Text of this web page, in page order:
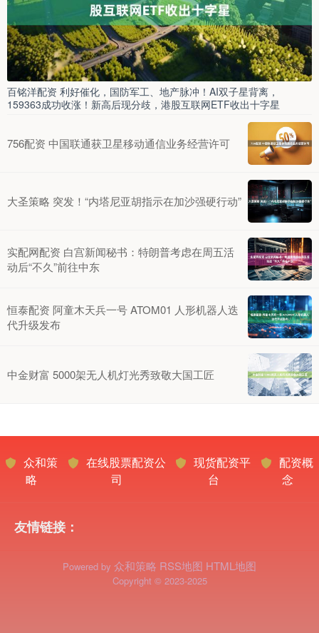
百铭洋配资 利好催化，国防军工、地产脉冲！AI双子星背离，
159363成功收涨！新高后现分歧，港股互联网ETF收出十字星
756配资 中国联通获卫星移动通信业务经营许可
大圣策略 突发！“内塔尼亚胡指示在加沙强硬行动”
实配网配资 白宫新闻秘书：特朗普考虑在周五活
动后“不久”前往中东
恒泰配资 阿童木天兵一号 ATOM01 人形机器人迭
代升级发布
中金财富 5000架无人机灯光秀致敬大国工匠
众和策
略
在线股票配资公
司
现货配资平
台
配资概
念
友情链接：
Powered by 众和策略 RSS地图 HTML地图
Copyright © 2023-2025